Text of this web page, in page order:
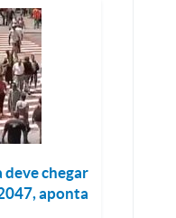
chegar
aponta